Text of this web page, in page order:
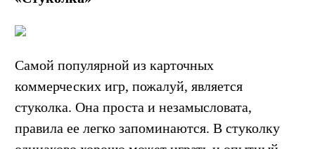
Самой популярной из карточных
коммерческих игр, пожалуй, является
стуколка. Она проста и незамысловата,
правила ее легко запоминаются. В стуколку